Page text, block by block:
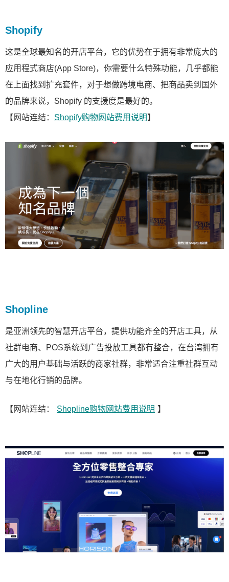
Shopify
这是全球最知名的开店平台，它的优势在于拥有非常庞大的
应用程式商店(App Store)，你需要什么特殊功能，几乎都能
在上面找到扩充套件，对于想做跨境电商、把商品卖到国外
的品牌来说，Shopify 的支援度是最好的。
【网站连结： Shopify购物网站费用说明】
Shopline
是亚洲领先的智慧开店平台，提供功能齐全的开店工具，从
社群电商、POS系统到广告投放工具都有整合，在台湾拥有
广大的用户基础与活跃的商家社群，非常适合注重社群互动
与在地化行销的品牌。
【网站连结： Shopline购物网站费用说明 】